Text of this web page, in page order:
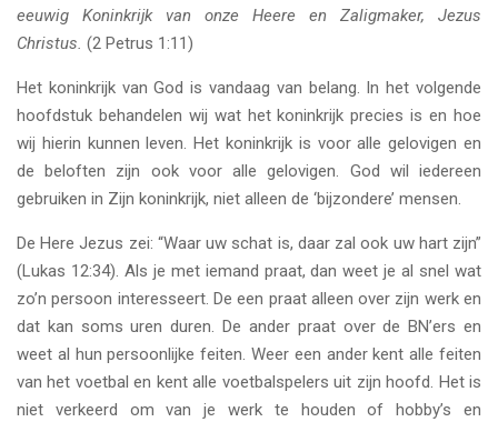
eeuwig Koninkrijk van onze Heere en Zaligmaker, Jezus
Christus. (2 Petrus 1:11)
Het koninkrijk van God is vandaag van belang. In het volgende
hoofdstuk behandelen wij wat het koninkrijk precies is en hoe
wij hierin kunnen leven. Het koninkrijk is voor alle gelovigen en
de beloften zijn ook voor alle gelovigen. God wil iedereen
gebruiken in Zijn koninkrijk, niet alleen de ‘bijzondere’ mensen.
De Here Jezus zei: “Waar uw schat is, daar zal ook uw hart zijn”
(Lukas 12:34). Als je met iemand praat, dan weet je al snel wat
zo’n persoon interesseert. De een praat alleen over zijn werk en
dat kan soms uren duren. De ander praat over de BN’ers en
weet al hun persoonlijke feiten. Weer een ander kent alle feiten
van het voetbal en kent alle voetbalspelers uit zijn hoofd. Het is
niet verkeerd om van je werk te houden of hobby’s en